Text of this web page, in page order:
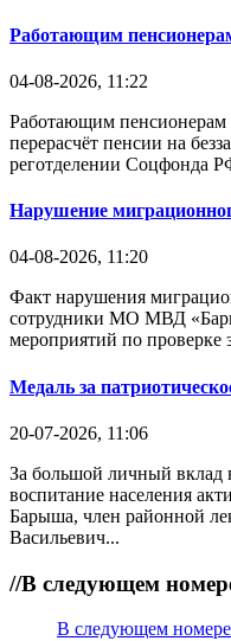
Работающим
04-08-2026, 11:22
Работающим пенсионерам
перерасчёт пенсии на
реготделении Соцфонда
Нарушение
04-08-2026, 11:20
Факт нарушения
сотрудники МО МВД
мероприятий по проверке
Медаль за
20-07-2026, 11:06
За большой личный вклад
воспитание населения
Барыша, член районной
Васильевич...
//В следующем
В следующем номере